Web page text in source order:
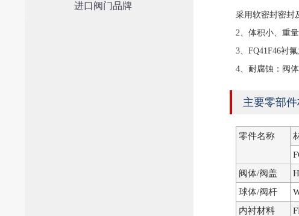
进口阀门品牌
采用软密封密封
2、体积小、重
3、FQ41F46衬
4、耐腐蚀：阀
主要零部
零件名称
阀体/阀盖
球体/阀杆
内衬材料